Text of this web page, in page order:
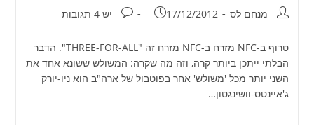
מחבר:מנחם לס פורסם:
17/12/2012 תגובות:
יש 4 תגובות
טרוף ב-NFC מזרח ב-NFC מזרח זה "THREE-FOR-ALL". הדבר
הבלתי ייתכן ביותר קרה, וזה מה שקרה: המשולש ששונא אחד את
השני יותר מכל 'משולש' אחר בפוטבול של ארה"ב הוא ניו-יורק
ג'איינטס-וושינגטון…